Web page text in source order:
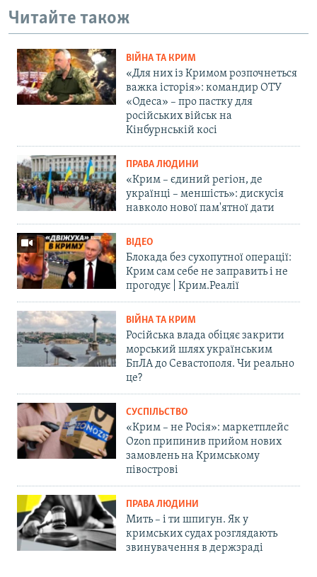
Читайте також
ВІЙНА ТА КРИМ
«Для них із Кримом розпочнеться
важка історія»: командир ОТУ
«Одеса» – про пастку для
російських військ на
Кінбурнській косі
ПРАВА ЛЮДИНИ
«Крим – єдиний регіон, де
українці – меншість»: дискусія
навколо нової пам'ятної дати
ВІДЕО
Блокада без сухопутної операції:
Крим сам себе не заправить і не
прогодує | Крим.Реалії
ВІЙНА ТА КРИМ
Російська влада обіцяє закрити
морський шлях українським
БпЛА до Севастополя. Чи реально
це?
СУСПІЛЬСТВО
«Крим – не Росія»: маркетплейс
Ozon припинив прийом нових
замовлень на Кримському
півострові
ПРАВА ЛЮДИНИ
Мить – і ти шпигун. Як у
кримських судах розглядають
звинувачення в держзраді